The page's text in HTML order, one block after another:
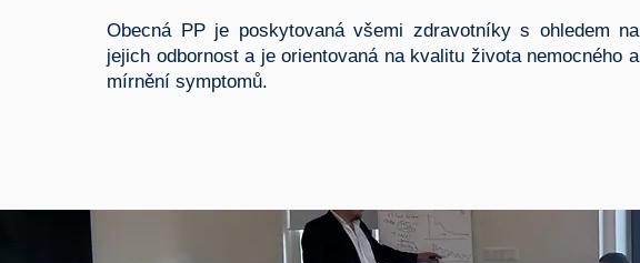
Obecná PP je poskytovaná všemi zdravotníky s ohledem na
jejich odbornost a je orientovaná na kvalitu života nemocného a
mírnění symptomů.